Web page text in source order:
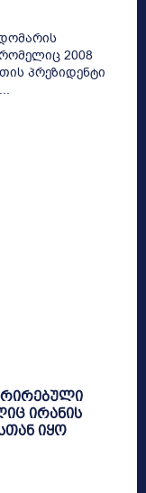
2008
პრეზიდენტი
ირანის
იყო